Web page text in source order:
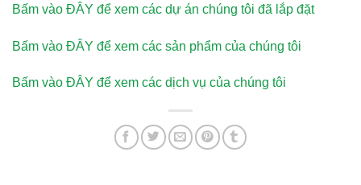
Bấm vào ĐÂY để xem các dự án chúng tôi đã lắp đặt
Bấm vào ĐÂY để xem các sản phẩm của chúng tôi
Bấm vào ĐÂY để xem các dịch vụ của chúng tôi